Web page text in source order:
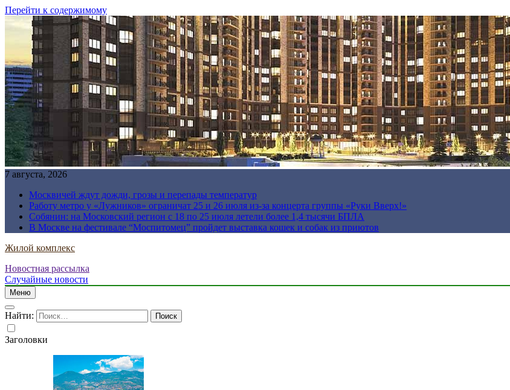
Перейти к содержимому
7 августа, 2026
Москвичей ждут дожди, грозы и перепады температур
Работу метро у «Лужников» ограничат 25 и 26 июля из-за концерта группы «Руки Вверх!»
Собянин: на Московский регион с 18 по 25 июля летели более 1,4 тысячи БПЛА
В Москве на фестивале “Моспитомец” пройдет выставка кошек и собак из приютов
Жилой комплекс
Новостная рассылка
Случайные новости
Меню
Найти:
Заголовки